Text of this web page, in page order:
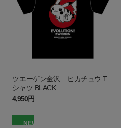
ツエーゲン金沢 ピカチュウ T
シャツ BLACK
4,950円
NEW